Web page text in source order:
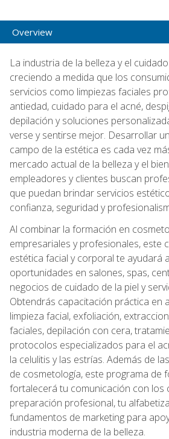
Overview
La industria de la belleza y el
creciendo a medida que los
servicios como limpiezas faciales
antiedad, cuidado para el acné,
depilación y soluciones
verse y sentirse mejor. Desarrollar
campo de la estética es cada vez
mercado actual de la belleza y el
empleadores y clientes buscan
que puedan brindar servicios
confianza, seguridad y
Al combinar la formación en
empresariales y profesionales, este
estética facial y corporal te ayudará
oportunidades en salones, spas,
negocios de cuidado de la piel y
Obtendrás capacitación práctica en
limpieza facial, exfoliación,
faciales, depilación con cera,
protocolos especializados para el
la celulitis y las estrías. Además de
de cosmetología, este programa de
fortalecerá tu comunicación con los
preparación profesional, tu
fundamentos de marketing para
industria moderna de la belleza.